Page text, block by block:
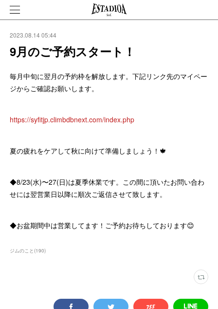
2023.08.14 05:44
9月のご予約スタート！
毎月中旬に翌月の予約枠を解放します。下記リンク先のマイペー
ジからご確認お願いします。
https://syfitjp.climbdbnext.com/index.php
夏の疲れをケアして秋に向けて準備しましょう！🍁
◆8/23(水)〜27(日)は夏季休業です。この間に頂いたお問い合わ
せには翌営業日以降に順次ご返信させて致します。
◆お盆期間中は営業してます！ご予約お待ちしております😊
ジムのこと(190)